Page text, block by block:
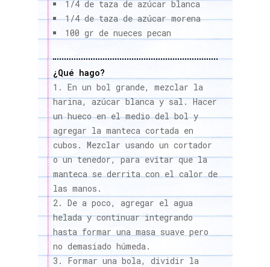
1/4 de taza de azúcar blanca
1/4 de taza de azúcar morena
100 gr de nueces pecan
¿Qué hago?
En un bol grande, mezclar la
harina, azúcar blanca y sal. Hacer
un hueco en el medio del bol y
agregar la manteca cortada en
cubos. Mezclar usando un cortador
o un tenedor, para evitar que la
manteca se derrita con el calor de
las manos.
De a poco, agregar el agua
helada y continuar integrando
hasta formar una masa suave pero
no demasiado húmeda.
Formar una bola, dividir la